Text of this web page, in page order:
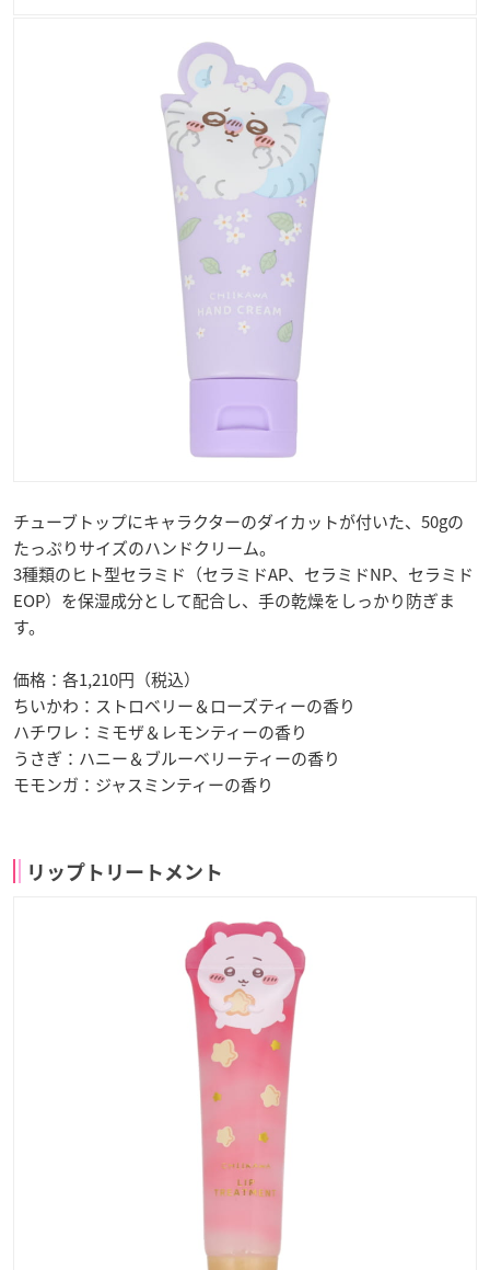
チューブトップにキャラクターのダイカットが付いた、50gの
たっぷりサイズのハンドクリーム。
3種類のヒト型セラミド（セラミドAP、セラミドNP、セラミド
EOP）を保湿成分として配合し、手の乾燥をしっかり防ぎま
す。
価格：各1,210円（税込）
ちいかわ：ストロベリー＆ローズティーの香り
ハチワレ：ミモザ＆レモンティーの香り
うさぎ：ハニー＆ブルーベリーティーの香り
モモンガ：ジャスミンティーの香り
リップトリートメント